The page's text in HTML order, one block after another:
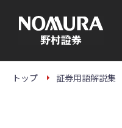
本
トップ 証券用語解説集